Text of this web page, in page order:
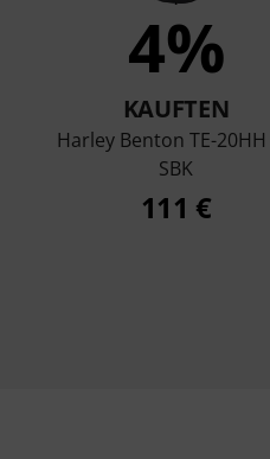
4%
KAUFTEN
Harley Benton TE-20HH
SBK
111 €